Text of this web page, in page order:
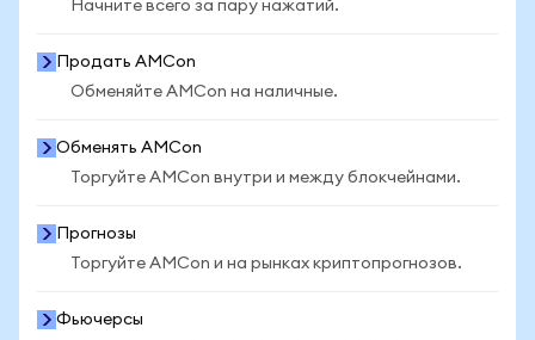
Начните всего за пару нажатий.
Продать AMCon
Обменяйте AMCon на наличные.
Обменять AMCon
Торгуйте AMCon внутри и между блокчейнами.
Прогнозы
Торгуйте AMCon и на рынках криптопрогнозов.
Фьючерсы